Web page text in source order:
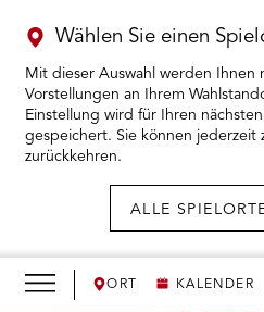
ORT KALENDER
Wählen Sie einen
Mit dieser Auswahl werden Ihnen
Vorstellungen an Ihrem
Einstellung wird für Ihren
gespeichert. Sie können jederzeit
zurückkehren.
KARTENKAUF ÖFFNEN
WIR ÖFFNEN